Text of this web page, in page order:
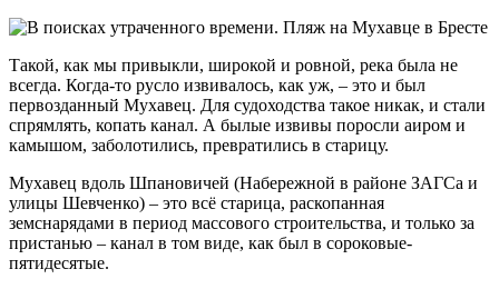
Такой, как мы привыкли, широкой и ровной, река была не
всегда. Когда-то русло извивалось, как уж, – это и был
первозданный Мухавец. Для судоходства такое никак, и стали
спрямлять, копать канал. А былые извивы поросли аиром и
камышом, заболотились, превратились в старицу.
Мухавец вдоль Шпановичей (Набережной в районе ЗАГСа и
улицы Шевченко) – это всё старица, раскопанная
земснарядами в период массового строительства, и только за
пристанью – канал в том виде, как был в сороковые-
пятидесятые.